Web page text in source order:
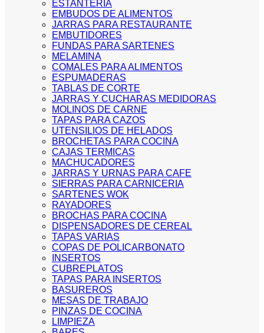
ESTANTERIA
EMBUDOS DE ALIMENTOS
JARRAS PARA RESTAURANTE
EMBUTIDORES
FUNDAS PARA SARTENES
MELAMINA
COMALES PARA ALIMENTOS
ESPUMADERAS
TABLAS DE CORTE
JARRAS Y CUCHARAS MEDIDORAS
MOLINOS DE CARNE
TAPAS PARA CAZOS
UTENSILIOS DE HELADOS
BROCHETAS PARA COCINA
CAJAS TERMICAS
MACHUCADORES
JARRAS Y URNAS PARA CAFE
SIERRAS PARA CARNICERIA
SARTENES WOK
RAYADORES
BROCHAS PARA COCINA
DISPENSADORES DE CEREAL
TAPAS VARIAS
COPAS DE POLICARBONATO
INSERTOS
CUBREPLATOS
TAPAS PARA INSERTOS
BASUREROS
MESAS DE TRABAJO
PINZAS DE COCINA
LIMPIEZA